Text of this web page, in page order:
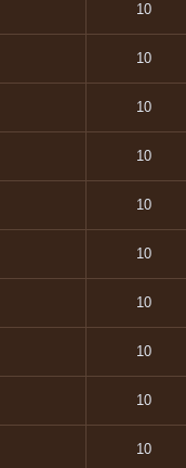
10
10
10
10
10
10
10
10
10
10